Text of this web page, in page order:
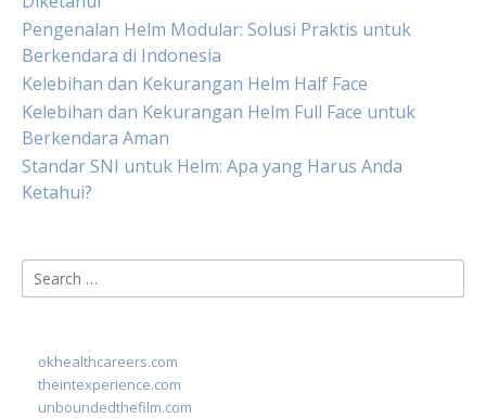
Pengenalan Helm Modular: Solusi Praktis untuk
Berkendara di Indonesia
Kelebihan dan Kekurangan Helm Half Face
Kelebihan dan Kekurangan Helm Full Face untuk
Berkendara Aman
Standar SNI untuk Helm: Apa yang Harus Anda
Ketahui?
Search
for:
okhealthcareers.com
theintexperience.com
unboundedthefilm.com